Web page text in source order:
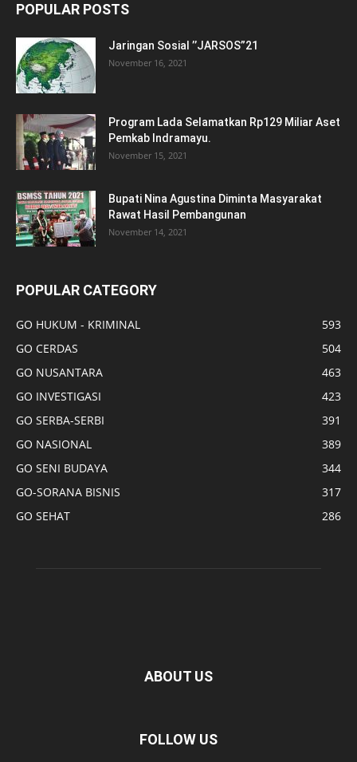
POPULAR POSTS
Jaringan Sosial ’’JARSOS”21
November 16, 2021
Program Lada Selamatkan Rp129 Miliar Aset
Pemkab Indramayu.
November 15, 2021
Bupati Nina Agustina Diminta Masyarakat
Rawat Hasil Pembangunan
November 14, 2021
POPULAR CATEGORY
GO HUKUM - KRIMINAL
593
GO CERDAS
504
GO NUSANTARA
463
GO INVESTIGASI
423
GO SERBA-SERBI
391
GO NASIONAL
389
GO SENI BUDAYA
344
GO-SORANA BISNIS
317
GO SEHAT
286
ABOUT US
FOLLOW US